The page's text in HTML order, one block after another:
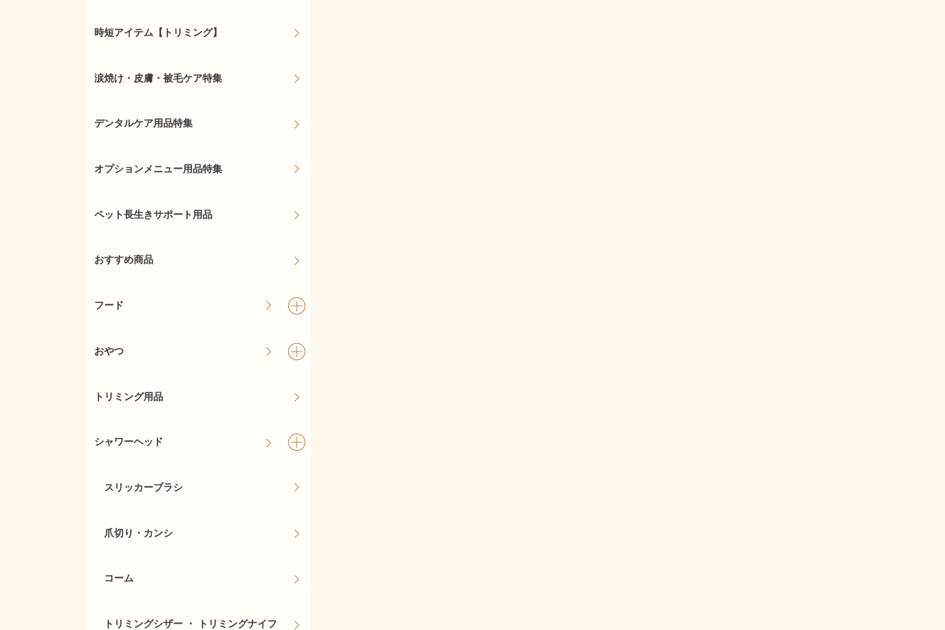
時短アイテム【トリミング】
涙焼け・皮膚・被毛ケア特集
デンタルケア用品特集
オプションメニュー用品特集
ペット長生きサポート用品
おすすめ商品
フード
おやつ
トリミング用品
シャワーヘッド
スリッカーブラシ
爪切り・カンシ
コーム
トリミングシザー ・ トリミングナイフ